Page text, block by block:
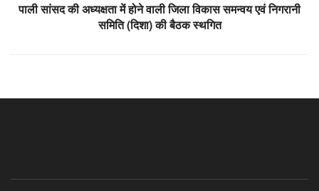
पाली सांसद की अध्यक्षता में होने वाली जिला विकास समन्वय एवं निगरानी
समिति (दिशा) की बैठक स्थगित